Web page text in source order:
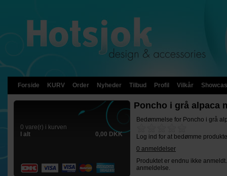
Forside KURV Order Nyheder Tilbud Profil Vilkår
0 vare(r) i kurven
I alt
0,00 DKK
Poncho i grå alpaca
Bedømmelse for Poncho i grå
Log ind for at bedømme
0 anmeldelser
Produktet er endnu ikke
anmeldelse.